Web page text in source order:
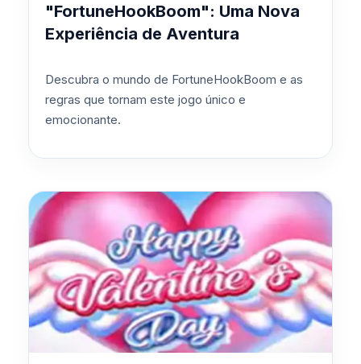
"FortuneHookBoom": Uma Nova
Experiência de Aventura
Descubra o mundo de FortuneHookBoom e as
regras que tornam este jogo único e
emocionante.